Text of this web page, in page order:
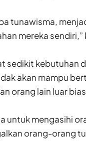
tunawisma,
mereka
sedikit kebutuhan
akan mampu
orang lain luar
untuk mengasihi
orang-orang